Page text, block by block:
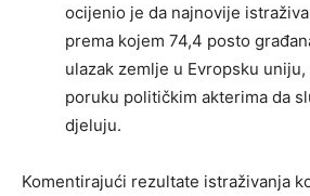
ocijenio je da najnovije
prema kojem 74,4 posto
ulazak zemlje u Evropsku
poruku političkim akterima da
djeluju.
Komentirajući rezultate istraživanja